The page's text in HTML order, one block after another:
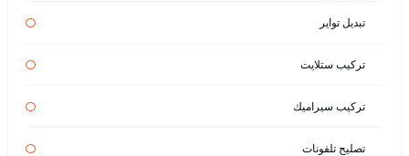
تبديل تواير
تركيب ستلايت
تركيب سيراميك
تصليح تلفونات